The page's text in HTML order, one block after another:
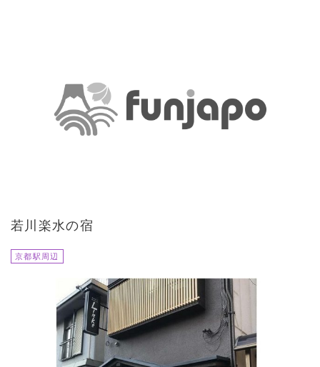
若川楽水の宿
京都駅周辺